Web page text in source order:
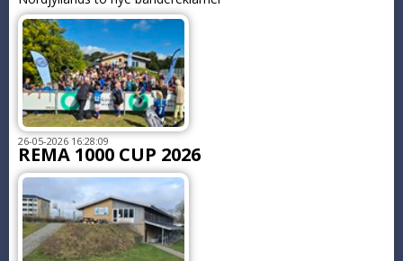
26-05-2026 16:28:09
REMA 1000 CUP 2026